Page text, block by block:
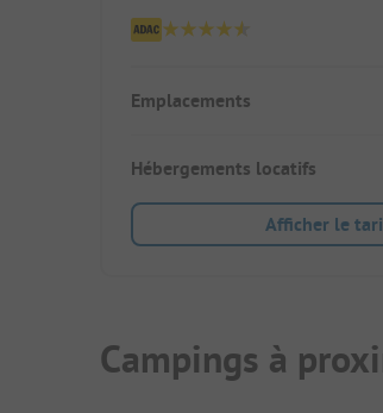
Emplacements
Hébergements locatifs
Afficher le
Campings à